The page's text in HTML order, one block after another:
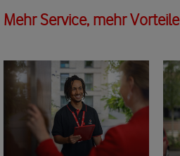
Mehr Service, mehr Vorteile